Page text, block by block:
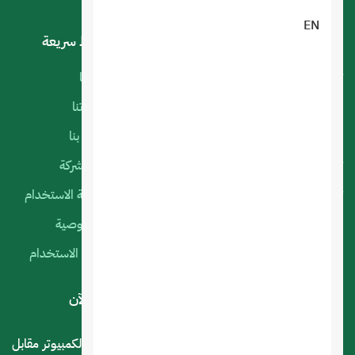
EN
روابط سريعة
أعمالنا
منتجاتنا
اتصل بنا
عن الشركة
سياسة الاستخدام
الخصوصية
شروط الاستخدام
لديك استفسار أو اقتراح؟ .. اتصل بنا الآن
المملكة العربية السعودية - الرياض - حي العليا سوق الكمبيوتر مقابل